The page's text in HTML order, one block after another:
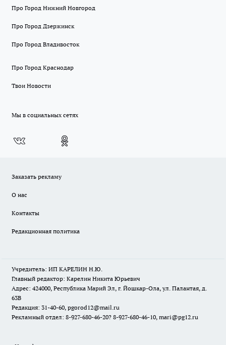
Про Город Нижний Новгород
Про Город Дзержинск
Про Город Владивосток
Про Город Краснодар
Твои Новости
Мы в социальных сетях
Заказать рекламу
О нас
Контакты
Редакционная политика
Учредитель: ИП КАРЕЛИН Н.Ю.
Главный редактор: Карелин Никита Юрьевич
Адрес: 424000, Республика Марий Эл, г. Йошкар-Ола, ул. Палантая, д.
63В
Редакция: 31-40-60, pgorod12@mail.ru
Рекламный отдел: 8-927-680-46-20? 8-927-680-46-10, mari@pg12.ru